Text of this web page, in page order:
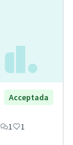
Acceptada
1 1